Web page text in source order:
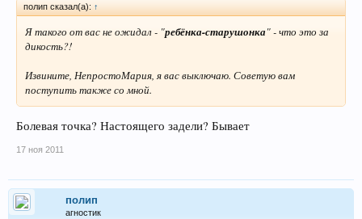
полип сказал(а): ↑
Я такого от вас не ожидал - "ребёнка-старушонка" - что это за
дикость?!
Извините, НепростоМария , я вас выключаю. Советую вам
поступить также со мной.
Болевая точка? Настоящего задели? Бывает
17 ноя 2011
полип
агностик